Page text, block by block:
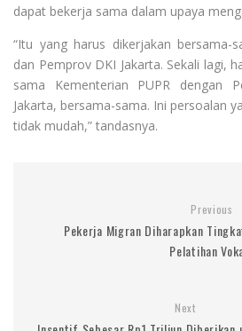
dapat bekerja sama dalam upaya
“Itu yang harus dikerjakan bersama-
dan Pemprov DKI Jakarta. Sekali lagi,
sama Kementerian PUPR dengan
Jakarta, bersama-sama. Ini persoalan
tidak mudah,” tandasnya.
Previous
Pekerja Migran Diharapkan
Pelatihan
Next